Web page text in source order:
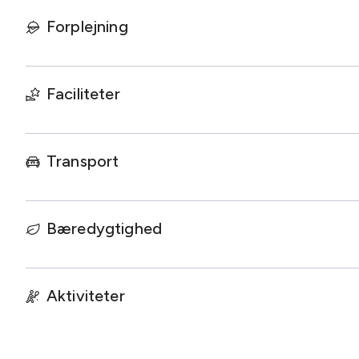
på væggene.
Her er alt andet end kedelige faciliteter – vi skaber rum,
Lokalerne er udstyret med topmoderne AV-udstyr, og
vi garanterer en gastronomisk oplevelse, der matcher
Forplejning
Faciliteter
Transport
Bæredygtighed
Aktiviteter